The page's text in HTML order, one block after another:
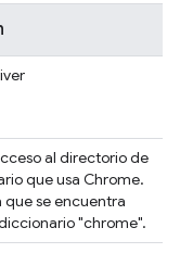
al directorio de
que usa Chrome.
que se encuentra
"chrome".